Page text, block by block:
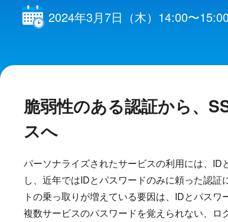
2024年3月7日（木）14:00〜
脆弱性のある認証から、
スへ
パーソナライズされたサービスの利用には、
し、近年ではIDとパスワードのみに頼った認
トの乗っ取りが増えている要因は、IDとパスワ
複数サービスのパスワードを覚えられない、